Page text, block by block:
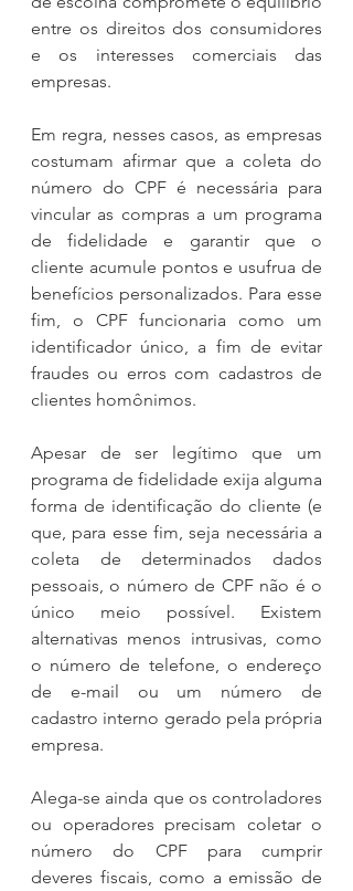
entre os direitos dos consumidores
e os interesses comerciais das
empresas.
Em regra, nesses casos, as empresas
costumam afirmar que a coleta do
número do CPF é necessária para
vincular as compras a um programa
de fidelidade e garantir que o
cliente acumule pontos e usufrua de
benefícios personalizados. Para esse
fim, o CPF funcionaria como um
identificador único, a fim de evitar
fraudes ou erros com cadastros de
clientes homônimos.
Apesar de ser legítimo que um
programa de fidelidade exija alguma
forma de identificação do cliente (e
que, para esse fim, seja necessária a
coleta de determinados dados
pessoais, o número de CPF não é o
único meio possível. Existem
alternativas menos intrusivas, como
o número de telefone, o endereço
de e-mail ou um número de
cadastro interno gerado pela própria
empresa.
Alega-se ainda que os controladores
ou operadores precisam coletar o
número do CPF para cumprir
deveres fiscais, como a emissão de